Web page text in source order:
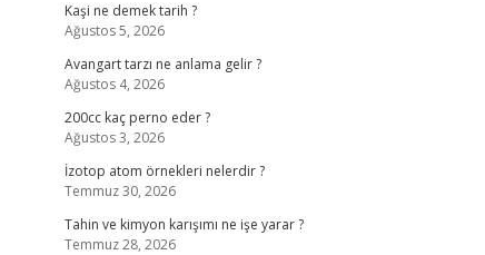
Kaşi ne demek tarih ?
Ağustos 5, 2026
Avangart tarzı ne anlama gelir ?
Ağustos 4, 2026
200cc kaç perno eder ?
Ağustos 3, 2026
İzotop atom örnekleri nelerdir ?
Temmuz 30, 2026
Tahin ve kimyon karışımı ne işe yarar ?
Temmuz 28, 2026